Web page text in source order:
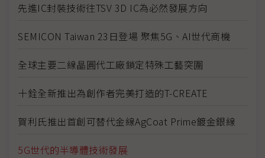
先進IC封裝技術往TSV 3D IC為必然發展方向
SEMICON Taiwan 23日登場 聚焦5G、AI世代商機
全球主要二線晶圓代工廠鎖定特殊工藝突圍
十銓全新推出為創作者完美打造的T-CREATE
賀利氏推出首創可替代金線AgCoat Prime鍍金銀線
5G世代的半導體技術發展